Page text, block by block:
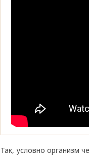
Так, условно организм